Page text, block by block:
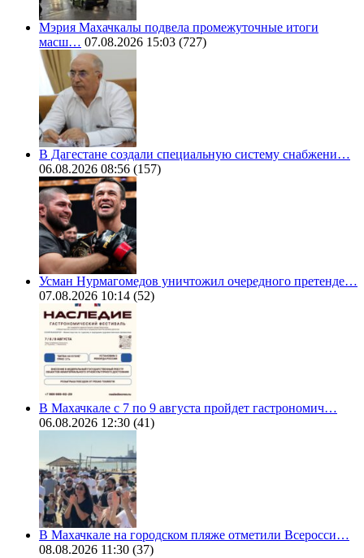
Мэрия Махачкалы подвела промежуточные итоги
масш… 07.08.2026 15:03 (727)
В Дагестане создали специальную систему снабжени…
06.08.2026 08:56 (157)
Усман Нурмагомедов уничтожил очередного претенде…
07.08.2026 10:14 (52)
В Махачкале с 7 по 9 августа пройдет гастрономич…
06.08.2026 12:30 (41)
В Махачкале на городском пляже отметили Всеросси…
08.08.2026 11:30 (37)